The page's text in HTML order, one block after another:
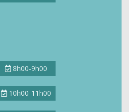
8h00-9h00
10h00-11h00